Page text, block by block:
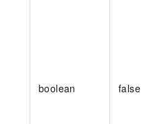
boolean false